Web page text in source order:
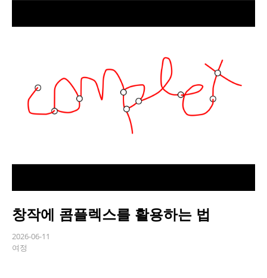
창작에 콤플렉스를 활용하는 법
2026-06-11
여정